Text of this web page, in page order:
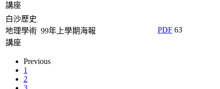
講座
白沙歷史
地理學術
講座
99年上學期海報 PDF 63
Previous
1
2